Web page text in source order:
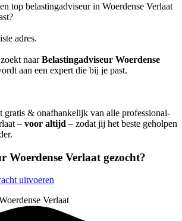
top belastingadviseur in Woerdense Verlaat
adres.
naarBelastingadviseur Woerdense
aan een expert die bij je past.
gratis & onafhankelijk van alle professional-
– voor altijd – zodat jij het beste geholpen
Woerdense Verlaat gezocht?
uitvoeren